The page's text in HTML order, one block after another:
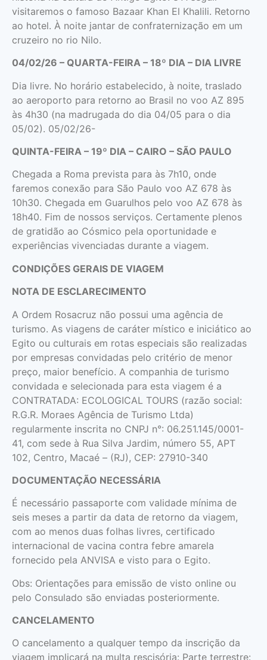
visitaremos o famoso Bazaar Khan El Khalili. Retorno
ao hotel. À noite jantar de confraternização em um
cruzeiro no rio Nilo.
04/02/26 – QUARTA-FEIRA – 18º DIA – DIA LIVRE
Dia livre. No horário estabelecido, à noite, traslado
ao aeroporto para retorno ao Brasil no voo AZ 895
às 4h30 (na madrugada do dia 04/05 para o dia
05/02). 05/02/26-
QUINTA-FEIRA – 19º DIA – CAIRO – SÃO PAULO
Chegada a Roma prevista para às 7h10, onde
faremos conexão para São Paulo voo AZ 678 às
10h30. Chegada em Guarulhos pelo voo AZ 678 às
18h40. Fim de nossos serviços. Certamente plenos
de gratidão ao Cósmico pela oportunidade e
experiências vivenciadas durante a viagem.
CONDIÇÕES GERAIS DE VIAGEM
NOTA DE ESCLARECIMENTO
A Ordem Rosacruz não possui uma agência de
turismo. As viagens de caráter místico e iniciático ao
Egito ou culturais em rotas especiais são realizadas
por empresas convidadas pelo critério de menor
preço, maior benefício. A companhia de turismo
convidada e selecionada para esta viagem é a
CONTRATADA: ECOLOGICAL TOURS (razão social:
R.G.R. Moraes Agência de Turismo Ltda)
regularmente inscrita no CNPJ n°: 06.251.145/0001-
41, com sede à Rua Silva Jardim, número 55, АРТ
102, Centro, Macaé – (RJ), CEP: 27910-340
DOCUMENTAÇÃO NECESSÁRIA
É necessário passaporte com validade mínima de
seis meses a partir da data de retorno da viagem,
com ao menos duas folhas livres, certificado
internacional de vacina contra febre amarela
fornecido pela ANVISA e visto para o Egito.
Obs: Orientações para emissão de visto online ou
pelo Consulado são enviadas posteriormente.
CANCELAMENTO
O cancelamento a qualquer tempo da inscrição da
viagem implicará na multa rescisória: Parte terrestre: